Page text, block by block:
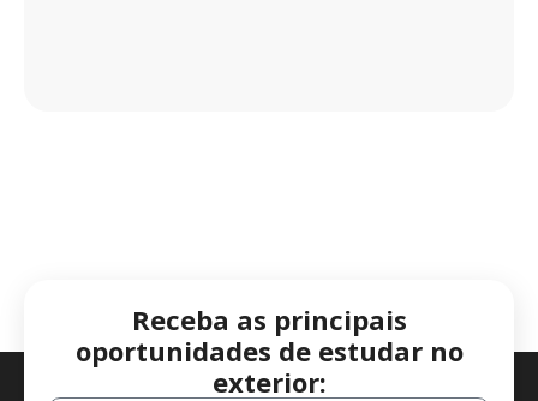
Receba as principais
oportunidades de estudar no
exterior: